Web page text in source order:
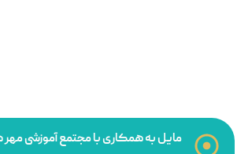
مایل به همکاری با مجتمع آموزشی